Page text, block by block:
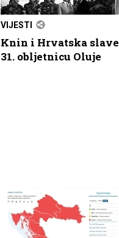
VIJESTI
Knin i Hrvatska slave
31. obljetnicu Oluje